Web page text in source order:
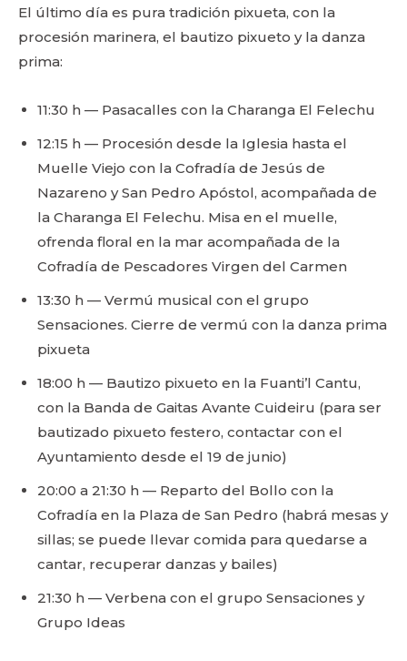
El último día es pura tradición pixueta, con la
procesión marinera, el bautizo pixueto y la danza
prima:
11:30 h — Pasacalles con la Charanga El Felechu
12:15 h — Procesión desde la Iglesia hasta el
Muelle Viejo con la Cofradía de Jesús de
Nazareno y San Pedro Apóstol, acompañada de
la Charanga El Felechu. Misa en el muelle,
ofrenda floral en la mar acompañada de la
Cofradía de Pescadores Virgen del Carmen
13:30 h — Vermú musical con el grupo
Sensaciones. Cierre de vermú con la danza prima
pixueta
18:00 h — Bautizo pixueto en la Fuanti’l Cantu,
con la Banda de Gaitas Avante Cuideiru (para ser
bautizado pixueto festero, contactar con el
Ayuntamiento desde el 19 de junio)
20:00 a 21:30 h — Reparto del Bollo con la
Cofradía en la Plaza de San Pedro (habrá mesas y
sillas; se puede llevar comida para quedarse a
cantar, recuperar danzas y bailes)
21:30 h — Verbena con el grupo Sensaciones y
Grupo Ideas